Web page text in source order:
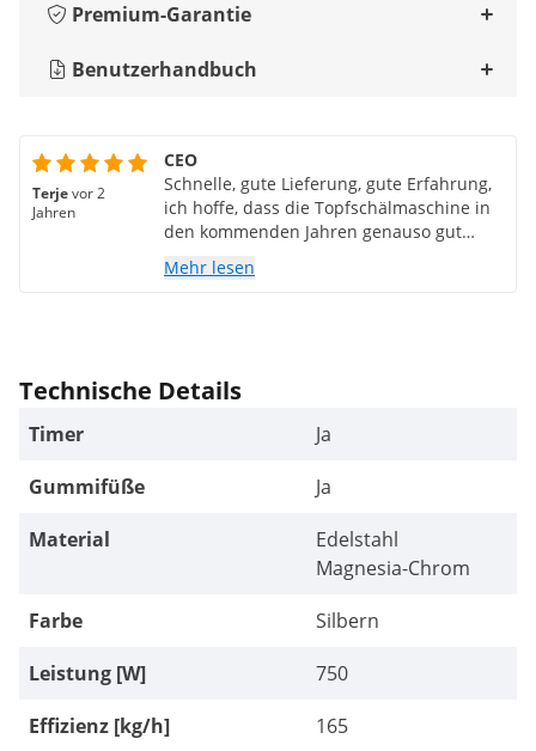
Premium-Garantie
Benutzerhandbuch
Terjevor 2
Jahren
CEO
Schnelle, gute Lieferung, gute Erfahrung,
ich hoffe, dass die Topfschälmaschine in
den kommenden Jahren genauso gut
funktioniert.
Mehr lesen
Technische Details
Timer
Ja
Gummifüße
Ja
Material
Edelstahl
Magnesia-Chrom
Farbe
Silbern
Leistung [W]
750
Effizienz [kg/h]
165